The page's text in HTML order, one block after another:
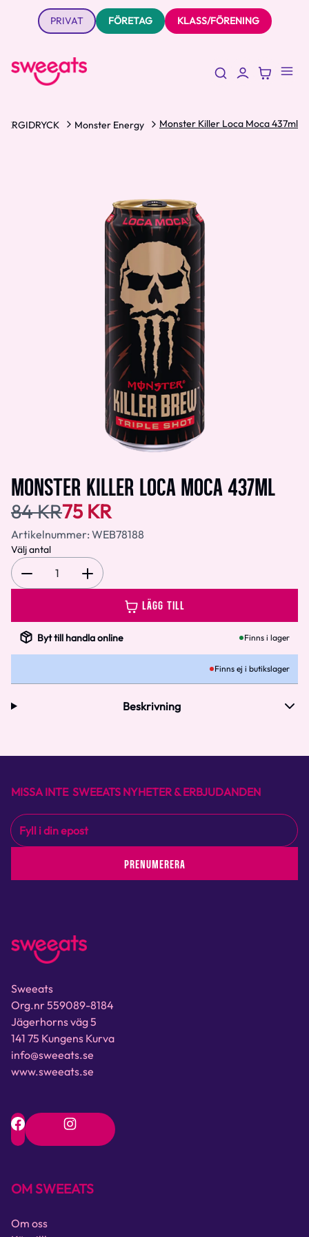
PRIVAT FÖRETAG KLASS/FÖRENING
Monster Energy Monster Killer Loca Moca 437ml
MONSTER KILLER LOCA MOCA 437ML
84 KR75 KR
Artikelnummer: WEB78188
Välj antal
1
LÄGG TILL
Byt till handla online Finns i lager
Finns ej i butikslager
Beskrivning
MISSA INTE SWEEATS NYHETER & ERBJUDANDEN
PRENUMERERA
Sweeats
Org.nr 559089-8184
Jägerhorns väg 5
141 75 Kungens Kurva
info@sweeats.se
www.sweeats.se
OM SWEEATS
Om oss